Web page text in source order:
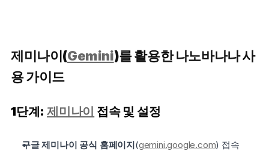
제미나이(Gemini)를 활용한 나노바나나 사
용 가이드
1단계: 제미나이 접속 및 설정
구글 제미나이 공식 홈페이지(gemini.google.com) 접속